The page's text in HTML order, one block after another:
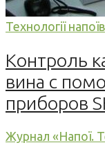
Технології напоїв
Контроль
вина с
приборов
Журнал «Напої.